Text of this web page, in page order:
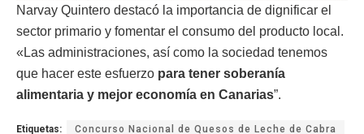
Narvay Quintero destacó la importancia de dignificar el
sector primario y fomentar el consumo del producto local.
«Las administraciones, así como la sociedad tenemos
que hacer este esfuerzo para tener soberanía
alimentaria y mejor economía en Canarias”.
Etiquetas: Concurso Nacional de Quesos de Leche de Cabra